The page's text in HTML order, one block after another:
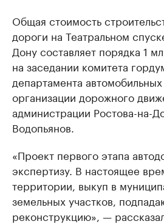
Общая стоимость
дороги на Театральном
Дону составляет порядка 1
на заседании комитета
департамента
организации дорожного
администрации Ростова-на-
Водопьянов.
«Проект первого этапа
экспертизу. В настоящее
территории, выкуп в
земельных участков,
реконструкцию», —